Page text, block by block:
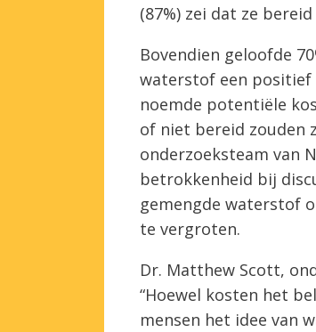
(87%) zei dat ze
Bovendien geloofde
waterstof een positief
noemde potentiële
of niet bereid zouden
onderzoeksteam van
betrokkenheid bij
gemengde waterstof
te vergroten.
Dr. Matthew Scott,
“Hoewel kosten het
mensen het idee van